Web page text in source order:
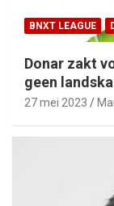
BNXT LEAGUE
Donar zakt
geen
27 mei 2023